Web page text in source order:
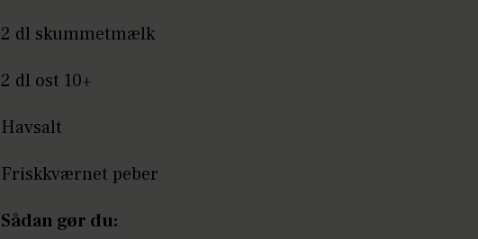
2 dl skummetmælk
2 dl ost 10+
Havsalt
Friskkværnet peber
Sådan gør du: